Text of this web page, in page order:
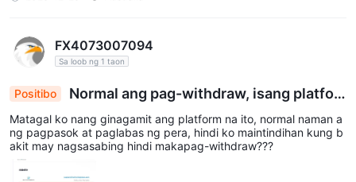
Ano ang kinakailangang minimum na deposito?
Mayroon bang demo trading na available saRallyville
Oo. Nag-aalok ito ng risk-free demo accounts.
Nag-aalok ba angRallyville Marketsng pangungunang
MT4/5 sa industriya?
y-diin sa kahusayan sa pangangalakal at karanasan sa pagpapa
tupad bilang isang praktikal na uri ng broker, angkop para sa m
ga user na may ilang mga pangangailangan para sa katatagan n
o. Gayunpaman, sa antas ng regulasyon, inirerekomenda pa ring
ntity upang mas komprehensibong masuri ang hangganan ng pa
nganib nito.
FX4073007094
Sa loob ng 1 taon
Positibo
Normal ang pag-withdraw, isang platfor
m na sulit irekomenda
Matagal ko nang ginagamit ang platform na ito, normal naman a
ng pagpasok at paglabas ng pera, hindi ko maintindihan kung b
akit may nagsasabing hindi makapag-withdraw???